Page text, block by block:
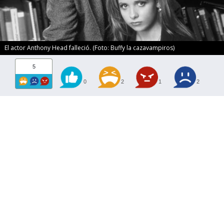
El actor Anthony Head falleció. (Foto: Buffy la cazavampiros)
5
0 2 1 2